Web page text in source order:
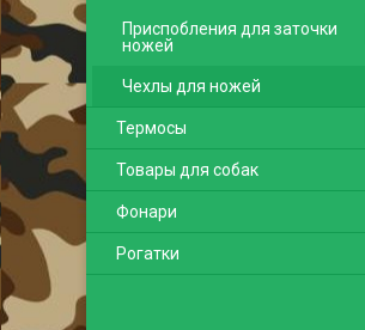
Приспобления для заточки
ножей
Чехлы для ножей
Термосы
Товары для собак
Фонари
Рогатки